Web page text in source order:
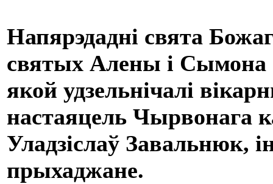
Напярэдадні свята
святых Алены і Сымона
якой удзельнічалі
настаяцель Чырвонага
Уладзіслаў Завальнюк,
прыхаджане.